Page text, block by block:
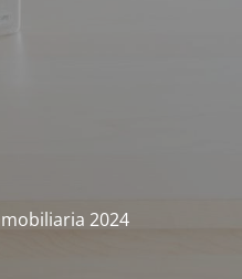
2024